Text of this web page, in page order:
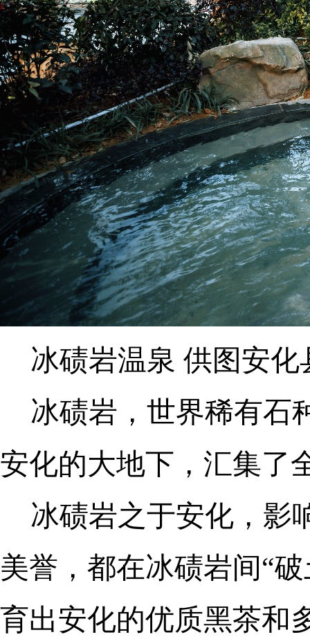
冰碛岩温泉 供图安
冰碛岩，世界稀有石
安化的大地下，汇集了
冰碛岩之于安化，影
美誉，都在冰碛岩间“
育出安化的优质黑茶和